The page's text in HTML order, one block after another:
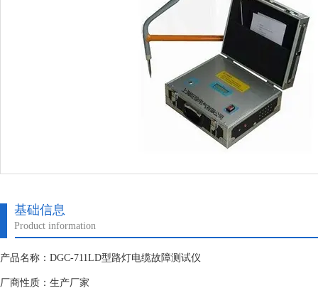
基础信息
Product information
产品名称：DGC-711LD型路灯电缆故障测试仪
厂商性质：生产厂家